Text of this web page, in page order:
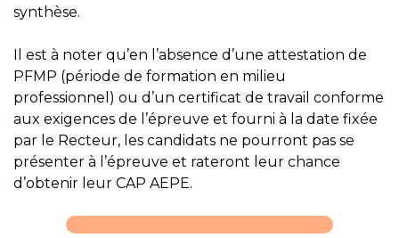
synthèse.
Il est à noter qu’en l’absence d’une attestation de
PFMP (période de formation en milieu
professionnel) ou d’un certificat de travail conforme
aux exigences de l’épreuve et fourni à la date fixée
par le Recteur, les candidats ne pourront pas se
présenter à l’épreuve et rateront leur chance
d’obtenir leur CAP AEPE.